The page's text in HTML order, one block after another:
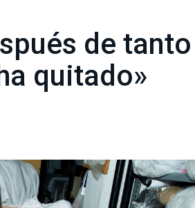
de
quitado»